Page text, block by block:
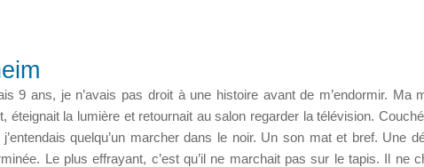
9 ans, je n’avais pas droit à une histoire avant de m’endormir. Ma
éteignait la lumière et retournait au salon regarder la télévision.
quelqu’un marcher dans le noir. Un son mat et bref. Une
Le plus effrayant, c’est qu’il ne marchait pas sur le tapis. Il ne